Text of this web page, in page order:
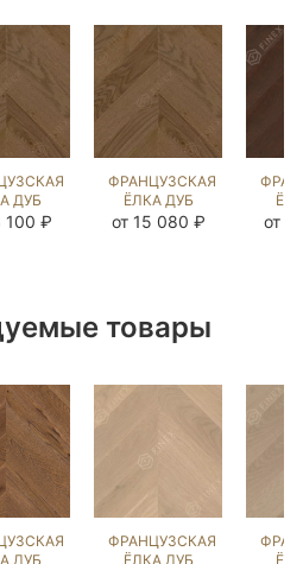
ДУБ
NEW
100 ₽
ФРАНЦУЗСКАЯ
ЁЛКА ДУБ
ЭСТЕЙТ NEW
от 15 080 ₽
СИЛ
от
товары
ДУБ
ФРАНЦУЗСКАЯ
ЁЛКА ДУБ